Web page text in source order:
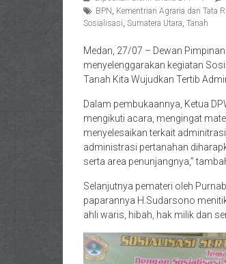
BPN Kementrian Agraria dan Tata
Sosialisasi Sumatera Utara Tanah
Medan, 27/07 – Dewan
menyelenggarakan kegiatan
Tanah Kita Wujudkan Tertib
Dalam pembukaannya, Ketua
mengikuti acara, mengingat
menyelesaikan terkait
administrasi pertanahan
serta area penunjangnya,”
Selanjutnya pemateri oleh
paparannya H.Sudarsono
ahli waris, hibah, hak milik dan